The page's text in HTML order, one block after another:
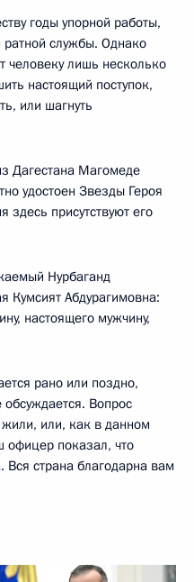
годы упорной работы,
ратной службы. Однако
человеку лишь несколько
настоящий поступок,
или шагнуть
Дагестана Магомеде
удостоен Звезды Героя
присутствуют его
Нурбаганд
Кумсият Абдурагимовна:
настоящего мужчину,
рано или поздно,
обсуждается. Вопрос
или, как в данном
офицер показал, что
Вся страна благодарна вам